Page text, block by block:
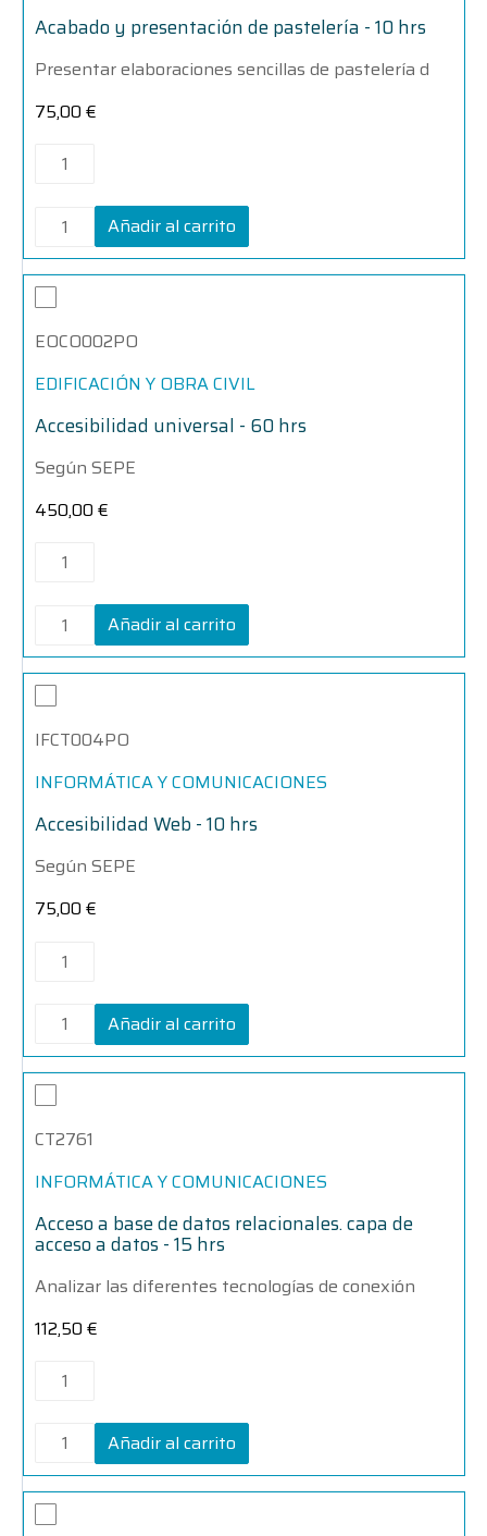
Acabado y presentación de pastelería - 10 hrs
Presentar elaboraciones sencillas de pastelería d
75,00 €
hrs
cantidad
hrs
cantidad
Añadir al carrito
EOCO002PO
EDIFICACIÓN Y OBRA CIVIL
Accesibilidad universal - 60 hrs
Según SEPE
450,00 €
Accesibilidad
universal
60
cantidad
Accesibilidad
universal
60
cantidad
Añadir al carrito
IFCT004PO
INFORMÁTICA Y COMUNICACIONES
Accesibilidad Web - 10 hrs
Según SEPE
75,00 €
Accesibilidad
Web
10
cantidad
Accesibilidad
Web
10
cantidad
Añadir al carrito
CT2761
INFORMÁTICA Y COMUNICACIONES
Acceso a base de datos relacionales. capa de
acceso a datos - 15 hrs
Analizar las diferentes tecnologías de conexión
112,50 €
Acceso
a
de
relacionales.
de
acceso
a
datos
-
15
hrs
Acceso
a
de
relacionales.
de
acceso
a
datos
-
15
hrs
Añadir al carrito
Acceso
a
Acceso
a